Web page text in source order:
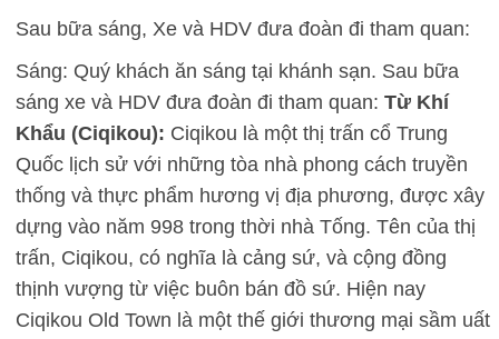
Sau bữa sáng, Xe và HDV đưa đoàn đi tham quan:
Sáng: Quý khách ăn sáng tại khánh sạn. Sau bữa
sáng xe và HDV đưa đoàn đi tham quan: Từ Khí
Khẩu (Ciqikou): Ciqikou là một thị trấn cổ Trung
Quốc lịch sử với những tòa nhà phong cách truyền
thống và thực phẩm hương vị địa phương, được xây
dựng vào năm 998 trong thời nhà Tống. Tên của thị
trấn, Ciqikou, có nghĩa là cảng sứ, và cộng đồng
thịnh vượng từ việc buôn bán đồ sứ. Hiện nay
Ciqikou Old Town là một thế giới thương mại sầm uất